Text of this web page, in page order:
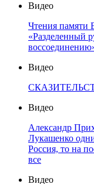
Видео
Чтения памяти
«Разделенный
Видео
Видео
Александр
Лукашенко
Россия, то на
все
Видео